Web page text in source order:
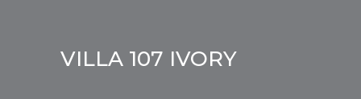
VILLA 107 IVORY